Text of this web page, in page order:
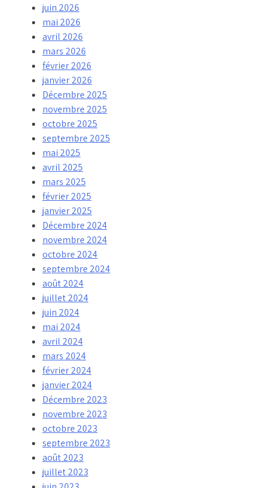
juin 2026
mai 2026
avril 2026
mars 2026
février 2026
janvier 2026
Décembre 2025
novembre 2025
octobre 2025
septembre 2025
mai 2025
avril 2025
mars 2025
février 2025
janvier 2025
Décembre 2024
novembre 2024
octobre 2024
septembre 2024
août 2024
juillet 2024
juin 2024
mai 2024
avril 2024
mars 2024
février 2024
janvier 2024
Décembre 2023
novembre 2023
octobre 2023
septembre 2023
août 2023
juillet 2023